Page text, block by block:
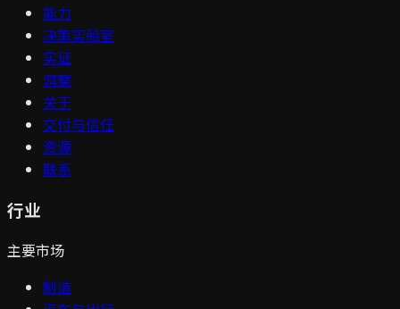
能力
决策实验室
实证
洞察
关于
交付与信任
资源
联系
行业
主要市场
制造